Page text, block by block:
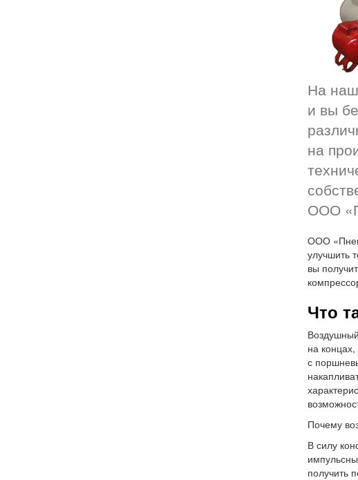
На
и вы
на
ООО
ООО
улучшить
вы
Что
на
с
Почему
В силу
получить